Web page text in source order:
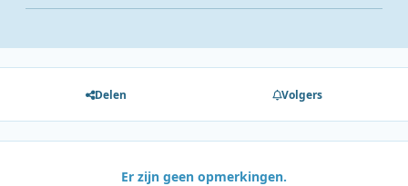
Delen Volgers
Er zijn geen opmerkingen.